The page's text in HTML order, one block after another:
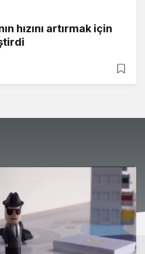
hızını artırmak için